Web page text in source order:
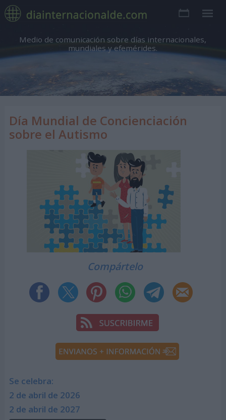
Medio de comunicación sobre días internacionales,
mundiales y efemérides.
Día Mundial de Concienciación
sobre el Autismo
Compártelo
Se celebra:
2 de abril de 2026
2 de abril de 2027